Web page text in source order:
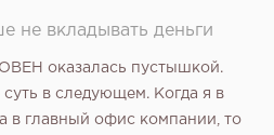
не вкладывать деньги
оказалась пустышкой.
в следующем. Когда я в
в главный офис компании, то